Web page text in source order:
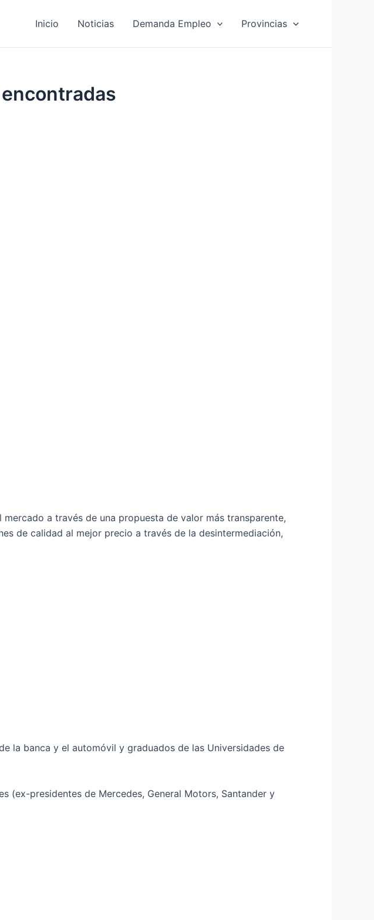
Inicio Noticias Demanda Empleo Provincias
a través de una propuesta de valor más transparente,
de calidad al mejor precio a través de la desintermediación,
la banca y el automóvil y graduados de las Universidades de
(ex-presidentes de Mercedes, General Motors, Santander y